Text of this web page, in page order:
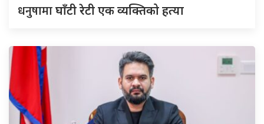
धनुषामाघाँटी रेटी एक व्यक्तिको हत्या